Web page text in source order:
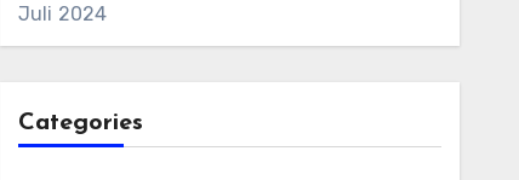
Juli 2024
Categories